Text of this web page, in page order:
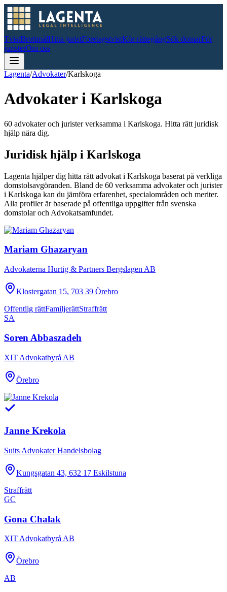
TvistBrottmålHitta juristFöretagstvistKör rättegångSök domarFör
juristerOm oss
Lagenta/Advokater/Karlskoga
Advokater i Karlskoga
60 advokater och jurister verksamma i Karlskoga. Hitta rätt juridisk
hjälp nära dig.
Juridisk hjälp i Karlskoga
Lagenta hjälper dig hitta rätt advokat i Karlskoga baserat på verkliga
domstolsavgöranden. Bland de 60 verksamma advokater och jurister
i Karlskoga kan du jämföra erfarenhet, specialområden och meriter.
Alla profiler är baserade på offentliga uppgifter från svenska
domstolar och Advokatsamfundet.
Mariam Ghazaryan
Advokaterna Hurtig & Partners Bergslagen AB
Klostergatan 15, 703 39 Örebro
Offentlig rättFamiljerättStraffrätt
SA
Soren Abbaszadeh
XIT Advokatbyrå AB
Örebro
Janne Krekola
Suits Advokater Handelsbolag
Kungsgatan 43, 632 17 Eskilstuna
Straffrätt
GC
Gona Chalak
XIT Advokatbyrå AB
Örebro
AB